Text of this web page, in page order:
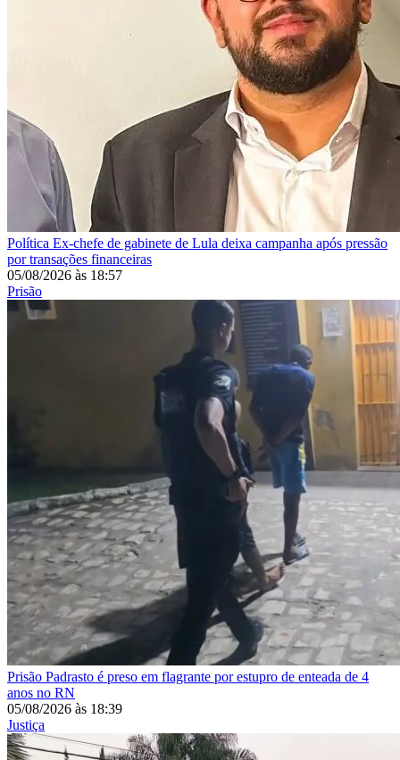
Política Ex-chefe de gabinete de Lula deixa campanha após pressão
por transações financeiras
05/08/2026 às 18:57
Prisão
Prisão Padrasto é preso em flagrante por estupro de enteada de 4
anos no RN
05/08/2026 às 18:39
Justiça